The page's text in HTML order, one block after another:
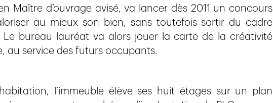
Maître d’ouvrage avisé, va lancer dès 2011 un concours
au mieux son bien, sans toutefois sortir du cadre
Le bureau lauréat va alors jouer la carte de la créativité
au service des futurs occupants.
l’immeuble élève ses huit étages sur un plan